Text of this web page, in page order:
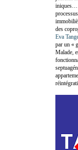
iniques…
des
Eva
par un «
Malade,